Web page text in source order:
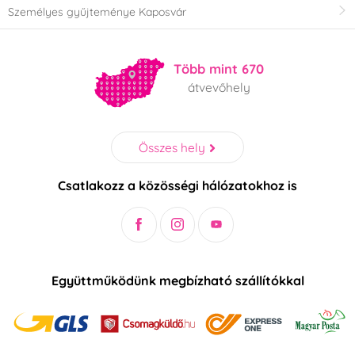
Személyes gyűjteménye Kaposvár
Több mint 670
átvevőhely
Összes hely
Csatlakozz a közösségi hálózatokhoz is
Együttműködünk megbízható szállítókkal